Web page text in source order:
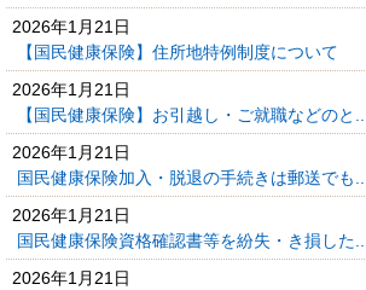
2026年1月21日
【国民健康保険】住所地特例制度について
2026年1月21日
【国民健康保険】お引越し・ご就職などのと...
2026年1月21日
国民健康保険加入・脱退の手続きは郵送でも...
2026年1月21日
国民健康保険資格確認書等を紛失・き損した...
2026年1月21日